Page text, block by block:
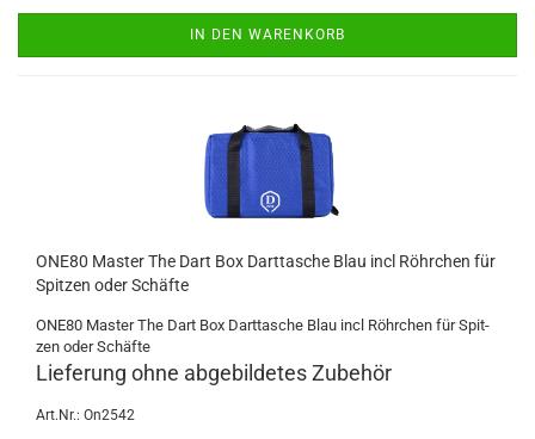
IN DEN WARENKORB
ONE80 Mas­ter The Dart Box Dart­ta­sche Blau incl Röhr­chen für
Spit­zen oder Schäf­te
ONE80 Mas­ter The Dart Box Dart­ta­sche Blau incl Röhr­chen für Spit­
zen oder Schäf­te
Lie­fe­rung ohne ab­ge­bil­de­tes Zu­be­hör
Art.Nr.: On2542